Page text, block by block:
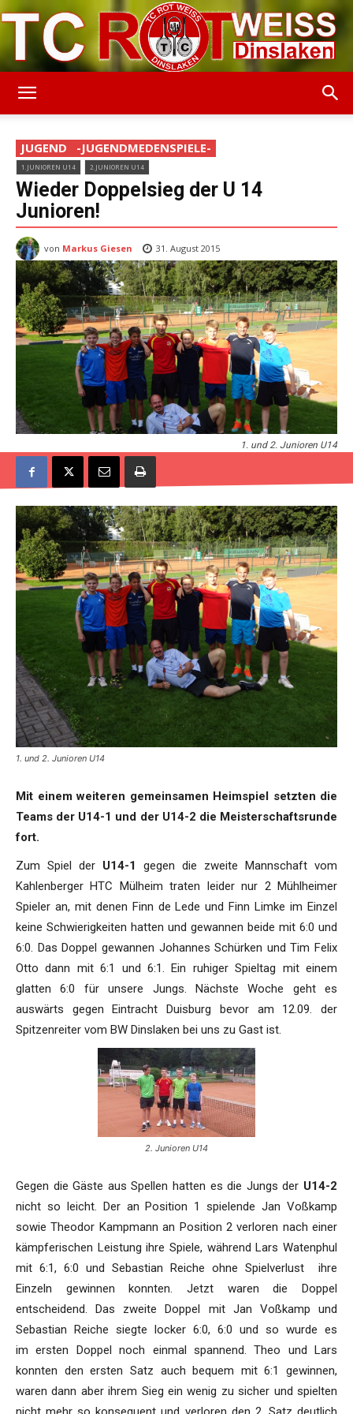
Weiss
Dinslaken
JUGEND -JUGENDMEDENSPIELE-
1.JUNIOREN U14 2.JUNIOREN U14
Wieder Doppelsieg der U 14
Junioren!
von Markus Giesen 31. August 2015
1. und 2. Junioren U14
1. und 2. Junioren U14
Mit einem weiteren gemeinsamen Heimspiel setzten die
Teams der U14-1 und der U14-2 die Meisterschaftsrunde
fort.
Zum Spiel der U14-1
gegen die zweite Mannschaft vom
Kahlenberger HTC Mülheim traten leider nur 2 Mühlheimer
Spieler an, mit denen Finn de Lede und Finn Limke im Einzel
keine Schwierigkeiten hatten und gewannen beide mit 6:0 und
6:0. Das Doppel gewannen Johannes Schürken und Tim Felix
Otto dann mit 6:1 und 6:1. Ein ruhiger Spieltag mit einem
glatten 6:0 für unsere Jungs. Nächste Woche geht es
auswärts gegen Eintracht Duisburg bevor am 12.09. der
Spitzenreiter vom BW Dinslaken bei uns zu Gast ist.
2. Junioren U14
Gegen die Gäste aus Spellen hatten es die Jungs der U14-2
nicht so leicht. Der an Position 1 spielende Jan Voßkamp
sowie Theodor Kampmann an Position 2 verloren nach einer
kämpferischen Leistung ihre Spiele, während Lars Watenphul
mit 6:1, 6:0 und Sebastian Reiche ohne Spielverlust ihre
Einzeln gewinnen konnten. Jetzt waren die Doppel
entscheidend. Das zweite Doppel mit Jan Voßkamp und
Sebastian Reiche siegte locker 6:0, 6:0 und so wurde es
im ersten Doppel noch einmal spannend. Theo und Lars
konnten den ersten Satz auch bequem mit 6:1 gewinnen,
waren dann aber ihrem Sieg ein wenig zu sicher und spielten